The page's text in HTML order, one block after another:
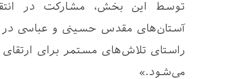
توسط این بخش، مشارکت در
آستان‌های مقدس حسینی و عباسی
راستای تلاش‌های مستمر برای
می‌شود.»